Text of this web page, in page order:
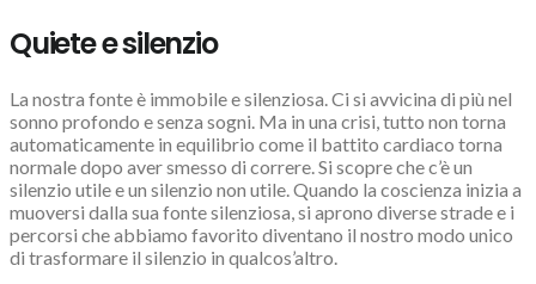
Quiete e silenzio
La nostra fonte è immobile e silenziosa. Ci si avvicina di più nel
sonno profondo e senza sogni. Ma in una crisi, tutto non torna
automaticamente in equilibrio come il battito cardiaco torna
normale dopo aver smesso di correre. Si scopre che c’è un
silenzio utile e un silenzio non utile. Quando la coscienza inizia a
muoversi dalla sua fonte silenziosa, si aprono diverse strade e i
percorsi che abbiamo favorito diventano il nostro modo unico
di trasformare il silenzio in qualcos’altro.